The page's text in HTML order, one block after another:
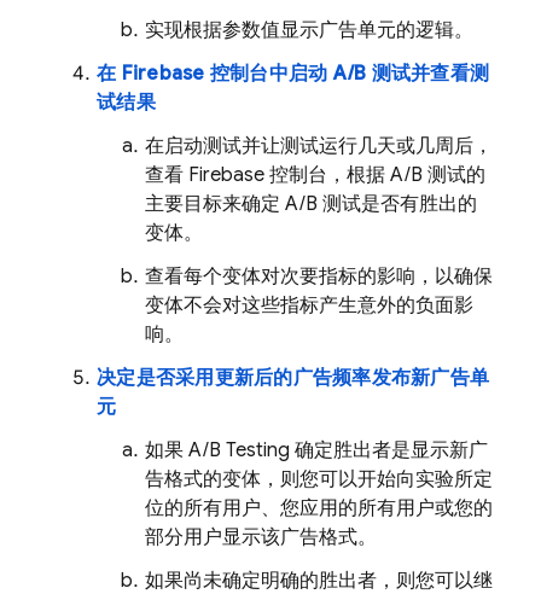
实现根据参数值显示广告单元的逻辑。
在 Firebase 控制台中启动 A/B 测试并查看测
试结果
在启动测试并让测试运行几天或几周后，
查看 Firebase 控制台，根据 A/B 测试的
主要目标来确定 A/B 测试是否有胜出的
变体。
查看每个变体对次要指标的影响，以确保
变体不会对这些指标产生意外的负面影
响。
决定是否采用更新后的广告频率发布新广告单
元
如果 A/B Testing 确定胜出者是显示新广
告格式的变体，则您可以开始向实验所定
位的所有用户、您应用的所有用户或您的
部分用户显示该广告格式。
如果尚未确定明确的胜出者，则您可以继